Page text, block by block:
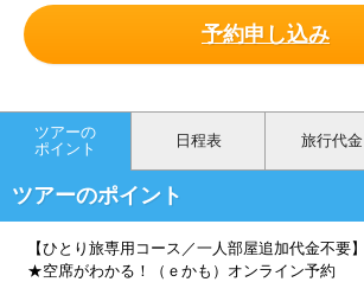
予約申し込み
ツアーの
ポイント
日程表 旅行代金
ツアーのポイント
【ひとり旅専用コース／一人部屋追加代金不要】
★空席がわかる！（ｅかも）オンライン予約